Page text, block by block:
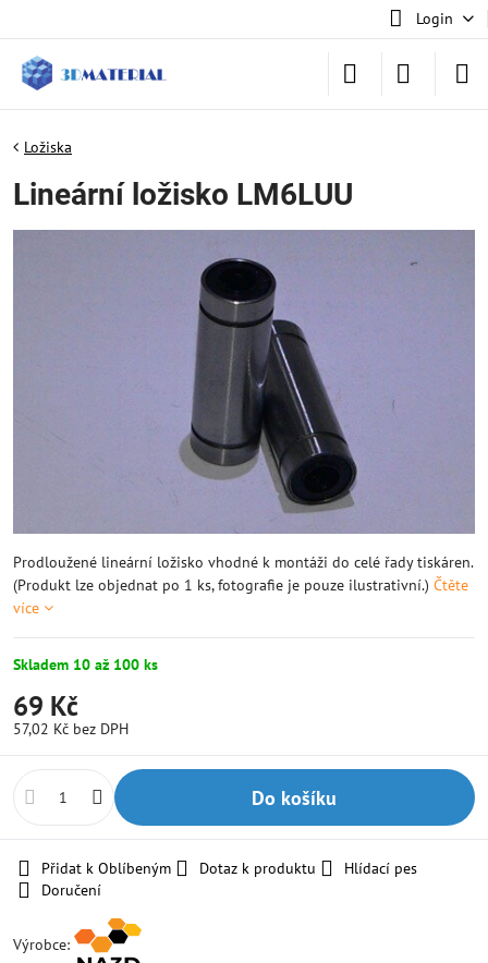
Login
Ložiska
Lineární ložisko LM6LUU
Prodloužené lineární ložisko vhodné k montáži do celé řady tiskáren.
(Produkt lze objednat po 1 ks, fotografie je pouze ilustrativní.) Čtěte
více
Skladem 10 až 100 ks
69 Kč
57,02 Kč bez DPH
Do košíku
Přidat k Oblíbeným Dotaz k produktu
Hlídací pes
Doručení
Výrobce: